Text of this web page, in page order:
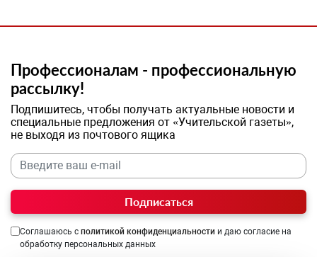
Профессионалам - профессиональную
рассылку!
Подпишитесь, чтобы получать актуальные новости и
специальные предложения от «Учительской газеты»,
не выходя из почтового ящика
Подписаться
Соглашаюсь с политикой конфиденциальности и даю согласие на
обработку персональных данных